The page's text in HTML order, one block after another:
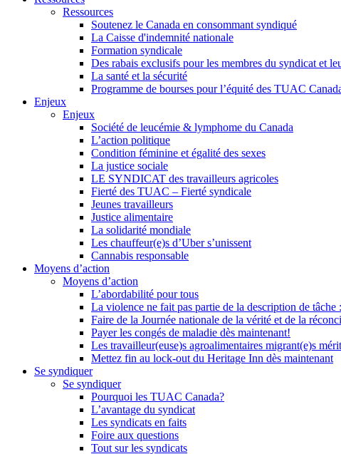
Ressources
Soutenez le Canada en consommant syndiqué
La Caisse d'indemnité nationale
Formation syndicale
Des rabais exclusifs pour les membres du syndicat et
La santé et la sécurité
Programme de bourses pour l’équité des TUAC
Enjeux
Enjeux
Société de leucémie & lymphome du Canada
L’action politique
Condition féminine et égalité des sexes
La justice sociale
LE SYNDICAT des travailleurs agricoles
Fierté des TUAC – Fierté syndicale
Jeunes travailleurs
Justice alimentaire
La solidarité mondiale
Les chauffeur(e)s d’Uber s’unissent
Cannabis responsable
Moyens d’action
Moyens d’action
L’abordabilité pour tous
La violence ne fait pas partie de la description de
Faire de la Journée nationale de la vérité et de la
Payer les congés de maladie dès maintenant!
Les travailleur(euse)s agroalimentaires migrant(e)s
Mettez fin au lock-out du Heritage Inn dès maintenant
Se syndiquer
Se syndiquer
Pourquoi les TUAC Canada?
L’avantage du syndicat
Les syndicats en faits
Foire aux questions
Tout sur les syndicats